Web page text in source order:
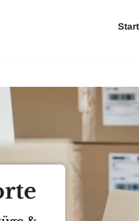
Start
und
✓Wohnungsauflösung